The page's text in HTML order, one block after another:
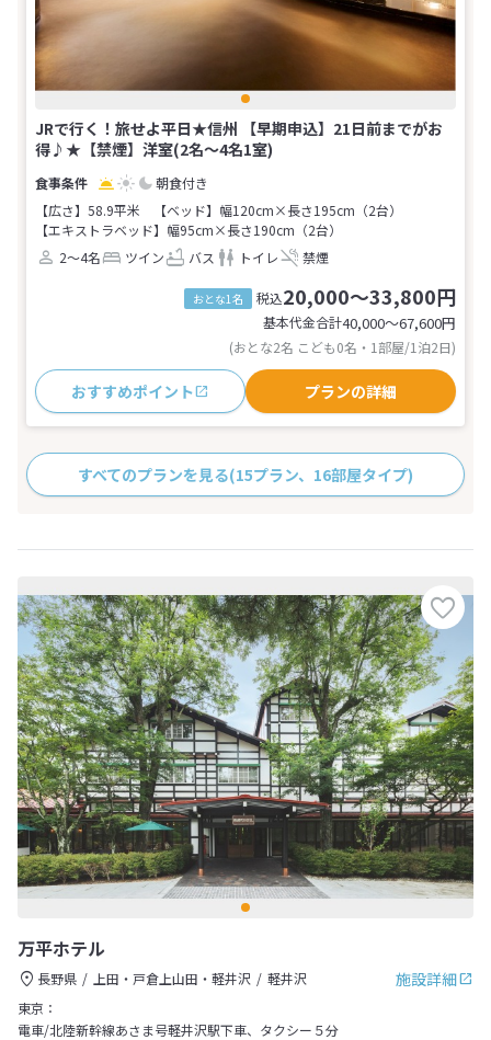
JRで行く！旅せよ平日★信州 【早期申込】21日前までがお
得♪★【禁煙】洋室(2名～4名1室)
朝食付き
【広さ】58.9平米
【ベッド】幅120cm×長さ195cm（2台）
【エキストラベッド】幅95cm×長さ190cm（2台）
2～4名
ツイン バス トイレ 禁煙
おとな1名 税込20,000～33,800円
基本代金合計40,000〜67,600円
(おとな2名 こども0名・1部屋/1泊2日)
おすすめポイント プランの詳細
すべてのプランを見る(15プラン、16部屋タイプ)
万平ホテル
施設詳細
長野県 上田・戸倉上山田・軽井沢
軽井沢
東京：
電車/北陸新幹線あさま号軽井沢駅下車、タクシー５分